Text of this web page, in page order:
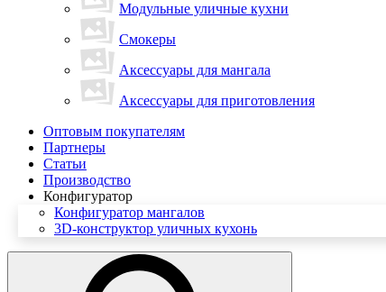
Модульные уличные кухни
Смокеры
Аксессуары для мангала
Аксессуары для приготовления
Оптовым покупателям
Партнеры
Статьи
Производство
Конфигуратор
Конфигуратор мангалов
3D-конструктор уличных кухонь